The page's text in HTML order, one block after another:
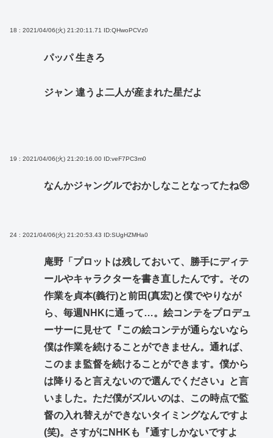
18 : 2021/04/06(火) 21:20:11.71 ID:QHwoPCVz0
パッパ 生きろ
ジャン 違うよ二人が産まれた星だよ
19 : 2021/04/06(火) 21:20:16.00 ID:veF7PC3m0
なんかジャングルでおかしなことなってたね🥺
24 : 2021/04/06(火) 21:20:53.43 ID:SUgHZMHa0
庵野「プロットは残しておいて、勝手にディテ
ールやキャラクターを書き直したんです。その
作業を貞本(義行)と前田(真宏)と僕でやりなが
ら、毎週NHKに通って…。絵コンテをプロデュ
ーサーに見せて『この絵コンテが通らないなら
僕は作業を続けることができません。通れば、
このまま監督を続けることができます。僕から
は降りると言えないので選んでください』と言
いました。ただ僕がズルいのは、この時点で監
督の入れ替えができないタイミングなんですよ
(笑)。さすがにNHKも『通すしかないですよ